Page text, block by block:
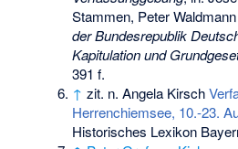
Stammen, Peter
der Bundesrepublik
Kapitulation und
391 f.
↑ zit. n. Angela Kirsch
Herrenchiemsee, 10.-23.
Historisches Lexikon